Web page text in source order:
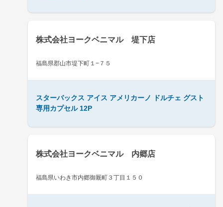
株式会社ヨークベニマル 堤下店
福島県郡山市堤下町１−７５
スターバックス アイス アメリカーノ ドルチェ グスト
専用カプセル 12P
株式会社ヨークベニマル 内郷店
福島県いわき市内郷御厩町３丁目１５０